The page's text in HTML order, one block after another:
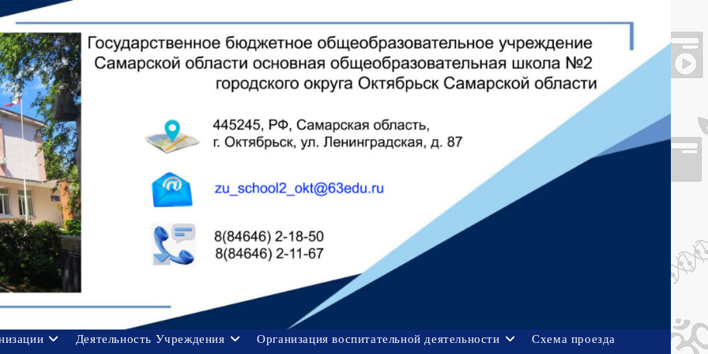
Деятельность Учреждения Организация воспитательной деятельности
Схема проезда